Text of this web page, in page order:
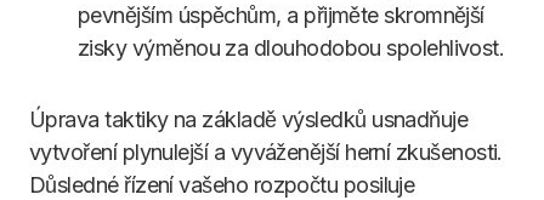
pevnějším úspěchům, a přijměte skromnější
zisky výměnou za dlouhodobou spolehlivost.
Úprava taktiky na základě výsledků usnadňuje
vytvoření plynulejší a vyváženější herní zkušenosti.
Důsledné řízení vašeho rozpočtu posiluje